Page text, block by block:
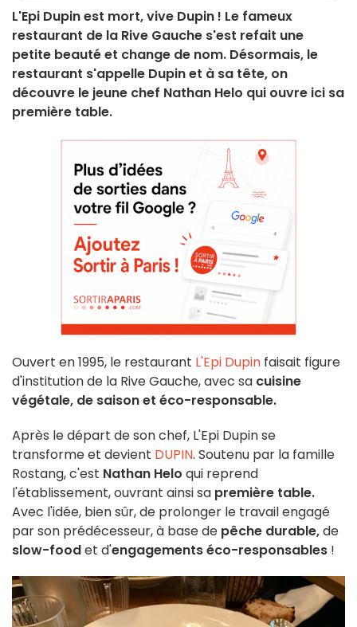
L'Epi Dupin est mort, vive Dupin ! Le fameux
restaurant de la Rive Gauche s'est refait une
petite beauté et change de nom. Désormais, le
restaurant s'appelle Dupin et à sa tête, on
découvre le jeune chef Nathan Helo qui ouvre ici sa
première table.
Ouvert en 1995, le restaurant L'Epi Dupin faisait figure
d'institution de la Rive Gauche, avec sa cuisine
végétale, de saison et éco-responsable.
Après le départ de son chef, L'Epi Dupin se
transforme et devient DUPIN. Soutenu par la famille
Rostang, c'est Nathan Helo qui reprend
l'établissement, ouvrant ainsi sa première table.
Avec l'idée, bien sûr, de prolonger le travail engagé
par son prédécesseur, à base de pêche durable,de
slow-foodet d'engagements éco-responsables !